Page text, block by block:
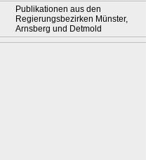
Publikationen aus den
Regierungsbezirken Münster,
Arnsberg und Detmold